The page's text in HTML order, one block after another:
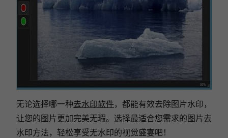
无论选择哪一种去水印软件 ，都能有效去除图片水印，
让您的图片更加完美无瑕。选择最适合您需求的图片去
水印方法，轻松享受无水印的视觉盛宴吧！